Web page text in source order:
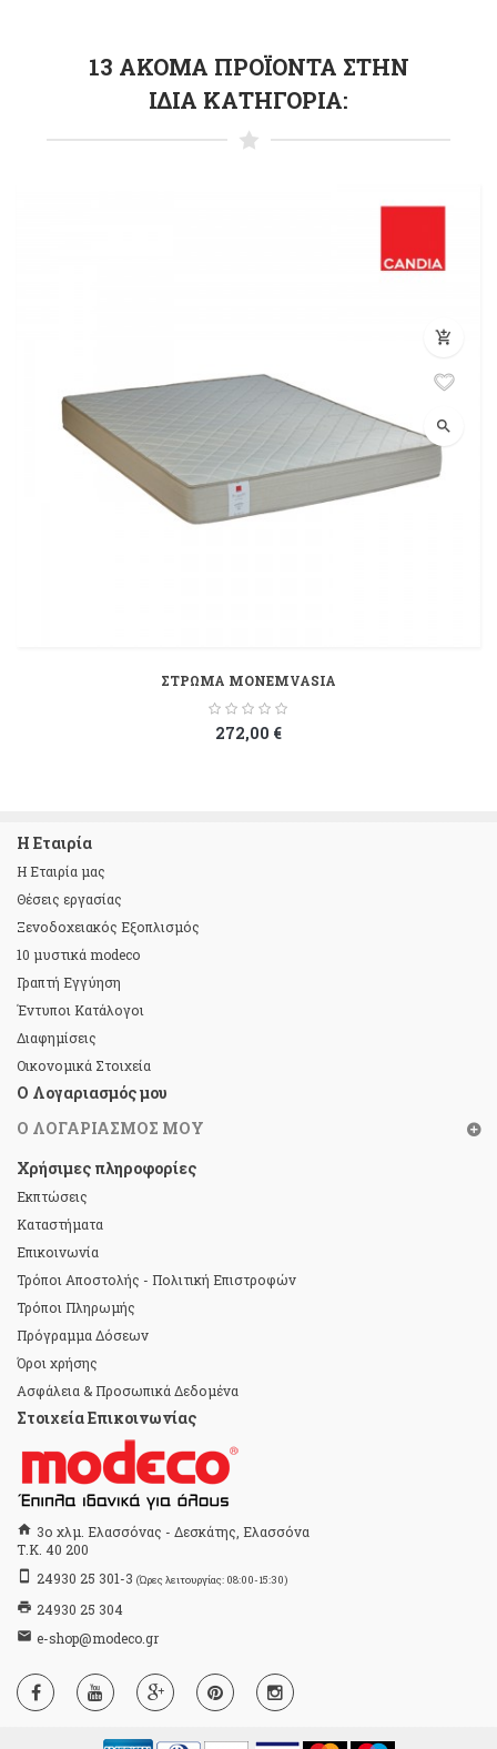
13 ΑΚΌΜΑ ΠΡΟΪΌΝΤΑ ΣΤΗΝ
ΊΔΙΑ ΚΑΤΗΓΟΡΊΑ:
add_shopping_cart
search
ΣΤΡΩΜΑ MONEMVASIA
272,00 €
Η Εταιρία
Η Εταιρία μας
Θέσεις εργασίας
Ξενοδοχειακός Εξοπλισμός
10 μυστικά modeco
Γραπτή Εγγύηση
Έντυποι Κατάλογοι
Διαφημίσεις
Οικονομικά Στοιχεία
Ο Λογαριασμός μου
Ο ΛΟΓΑΡΙΑΣΜΌΣ ΜΟΥ
Χρήσιμες πληροφορίες
Εκπτώσεις
Καταστήματα
Επικοινωνία
Τρόποι Αποστολής - Πολιτική Επιστροφών
Τρόποι Πληρωμής
Πρόγραμμα Δόσεων
Όροι χρήσης
Ασφάλεια & Προσωπικά Δεδομένα
Στοιχεία Επικοινωνίας
home 3ο χλμ. Ελασσόνας - Δεσκάτης, Ελασσόνα
Τ.Κ. 40 200
stay_primary_portrait 24930 25 301-3 (Ώρες λειτουργίας: 08:00-15:30)
print 24930 25 304
email e-shop@modeco.gr